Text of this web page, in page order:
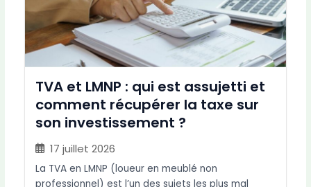
TVA et LMNP : qui est assujetti et
comment récupérer la taxe sur
son investissement ?
17 juillet 2026
La TVA en LMNP (loueur en meublé non
professionnel) est l’un des sujets les plus mal